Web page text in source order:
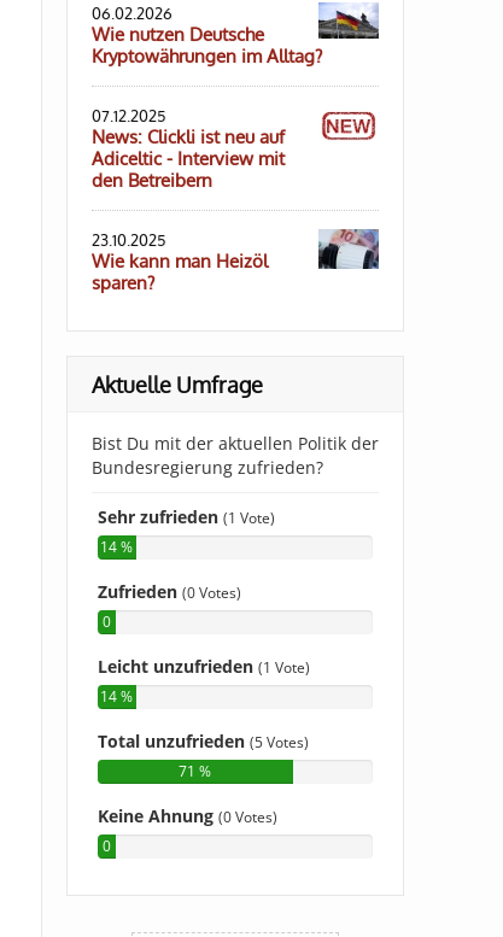
06.02.2026
Wie nutzen Deutsche
Kryptowährungen im Alltag?
07.12.2025
News: Clickli ist neu auf
Adiceltic - Interview mit
den Betreibern
23.10.2025
Wie kann man Heizöl
sparen?
Aktuelle Umfrage